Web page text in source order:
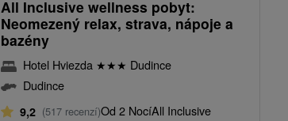
All Inclusive wellness pobyt:
Neomezený relax, strava, nápoje a
bazény
Hotel Hviezda ★★★ Dudince
Dudince
9,2 (517 recenzí)Od 2 NocíAll Inclusive